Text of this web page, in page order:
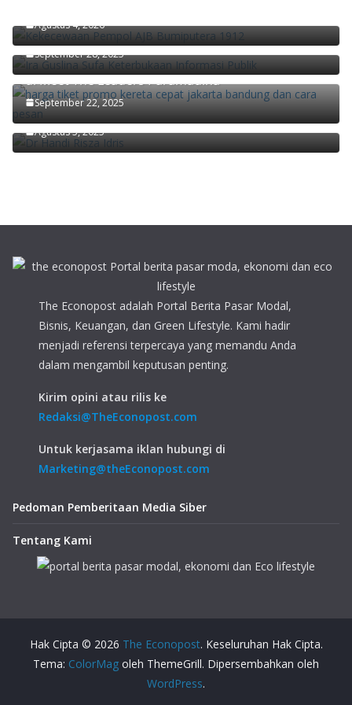
Agustus 4, 2026
Masyarakat yang Partisipatif
September 28, 2025
Didiek Hartantyo Ungkap Kunci Transformasi KAI
di Meet The Leaders Paramadina
September 22, 2025
Ekonom Paramadina Handi Risza: Pertumbuhan
Ekonomi Kuartal II/2025 Faktor Musiman
Agustus 5, 2025
The Econopost adalah Portal Berita Pasar Modal,
Bisnis, Keuangan, dan Green Lifestyle. Kami hadir
menjadi referensi terpercaya yang memandu Anda
dalam mengambil keputusan penting.
Kirim opini atau rilis ke
Redaksi@TheEconopost.com
Untuk kerjasama iklan hubungi di
Marketing@theEconopost.com
Pedoman Pemberitaan Media Siber
Tentang Kami
Hak Cipta © 2026 The Econopost. Keseluruhan Hak Cipta.
Tema: ColorMag oleh ThemeGrill. Dipersembahkan oleh
WordPress.